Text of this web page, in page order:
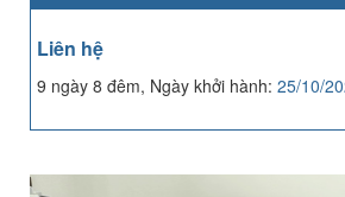
Liên hệ
9 ngày 8 đêm, Ngày khởi hành: 25/10/